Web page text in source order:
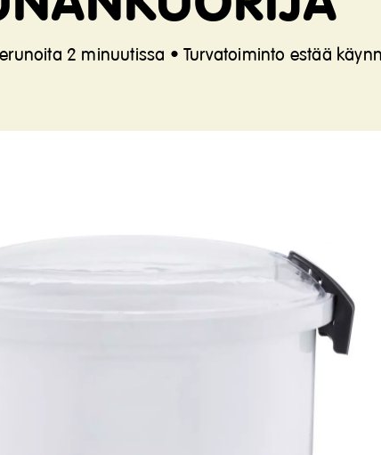
2 minuutissa • Turvatoiminto estää